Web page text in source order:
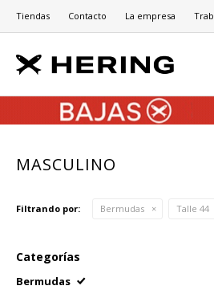
Tiendas Contacto La empresa
MASCULINO
Filtrando por: Bermudas Talle 44
Categorías
Bermudas